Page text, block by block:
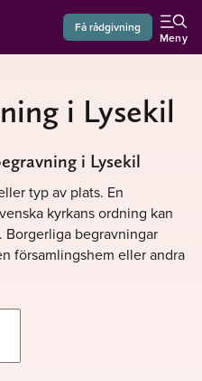
Få rådgivning
Meny
i Lysekil
i Lysekil
typ av plats. En
kyrkans ordning kan
Borgerliga begravningar
församlingshem eller andra